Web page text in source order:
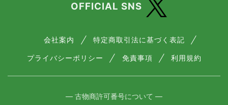
OFFICIAL SNS
会社案内 特定商取引法に基づく表記
プライバシーポリシー 免責事項 利用規約
― 古物商許可番号について ―